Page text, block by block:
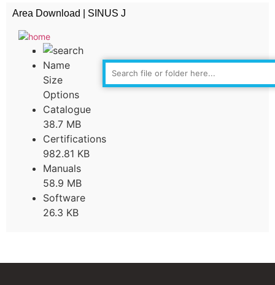
Area Download | SINUS J
Name
Size
Options
Catalogue
38.7 MB
Certifications
982.81 KB
Manuals
58.9 MB
Software
26.3 KB